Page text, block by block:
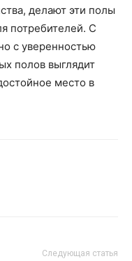
делают эти полы
потребителей. С
с уверенностью
полов выглядит
место в
Следующая статья